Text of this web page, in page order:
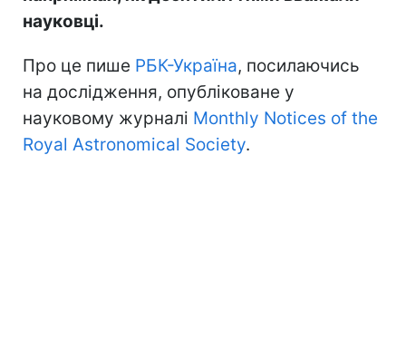
науковці.
Про це пише РБК-Україна, посилаючись
на дослідження, опубліковане у
науковому журналі Monthly Notices of the
Royal Astronomical Society.